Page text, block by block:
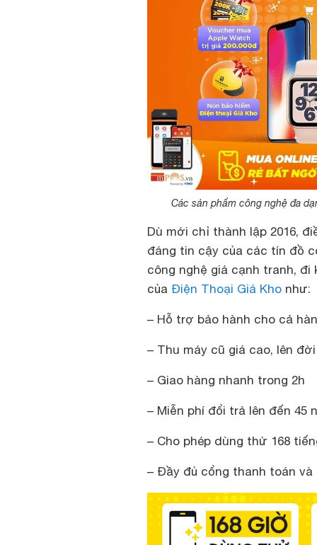
Các sản phẩm công nghệ đa
Dù mới chỉ thành lập 2016,
đáng tin cậy của các tín đồ
công nghệ giá cạnh tranh,
của Điện Thoại Giá Kho như:
– Hỗ trợ bảo hành cho cả
– Thu máy cũ giá cao, lên
– Giao hàng nhanh trong 2h
– Miễn phí đổi trả lên đến 45
– Cho phép dùng thử 168
– Đầy đủ cổng thanh toán